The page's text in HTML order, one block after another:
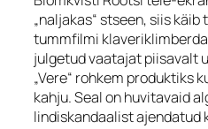
„naljakas“ stseen, siis
tummfilmi
julgetud vaatajat piisavalt
„Vere“ rohkem produktiks
kahju. Seal on huvitavaid
lindiskandaalist